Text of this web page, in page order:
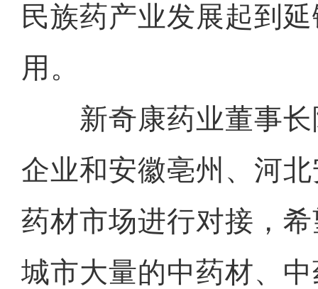
民族药产业发展起到
用。
新奇康药业董事长
企业和安徽亳州、河
药材市场进行对接，
城市大量的中药材、